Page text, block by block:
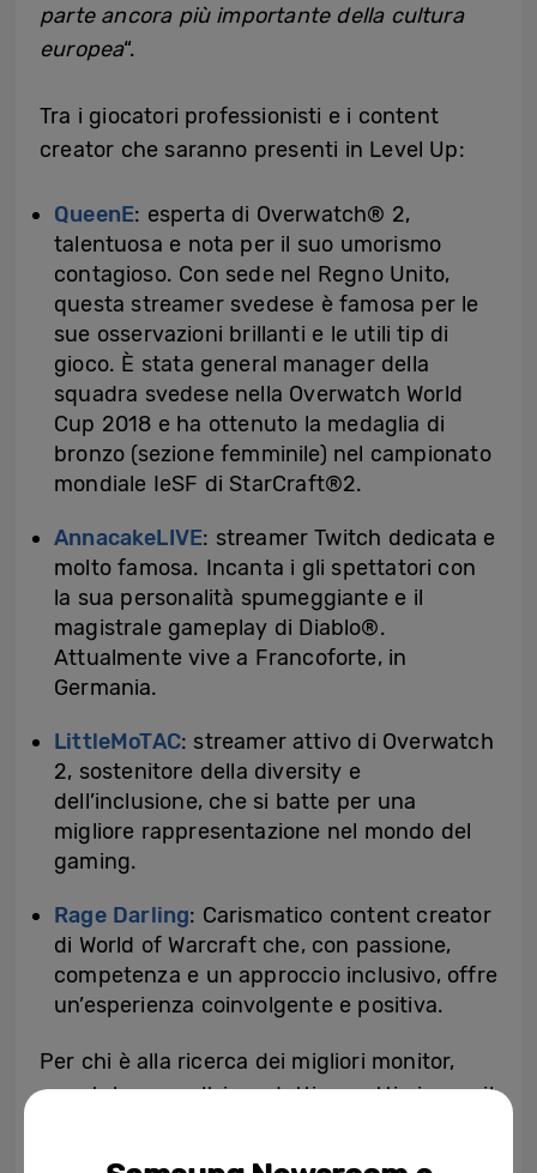
parte ancora più importante della cultura
europea“.
Tra i giocatori professionisti e i content
creator che saranno presenti in Level Up:
QueenE: esperta di Overwatch® 2,
talentuosa e nota per il suo umorismo
contagioso. Con sede nel Regno Unito,
questa streamer svedese è famosa per le
sue osservazioni brillanti e le utili tip di
gioco. È stata general manager della
squadra svedese nella Overwatch World
Cup 2018 e ha ottenuto la medaglia di
bronzo (sezione femminile) nel campionato
mondiale IeSF di StarCraft®2.
AnnacakeLIVE: streamer Twitch dedicata e
molto famosa. Incanta i gli spettatori con
la sua personalità spumeggiante e il
magistrale gameplay di Diablo®.
Attualmente vive a Francoforte, in
Germania.
LittleMoTAC: streamer attivo di Overwatch
2, sostenitore della diversity e
dell’inclusione, che si batte per una
migliore rappresentazione nel mondo del
gaming.
Rage Darling: Carismatico content creator
di World of Warcraft che, con passione,
competenza e un approccio inclusivo, offre
un’esperienza coinvolgente e positiva.
Per chi è alla ricerca dei migliori monitor,
smartphone e altri prodotti per ottimizzare il
di Gamer Training offrirà consigli per tutti le